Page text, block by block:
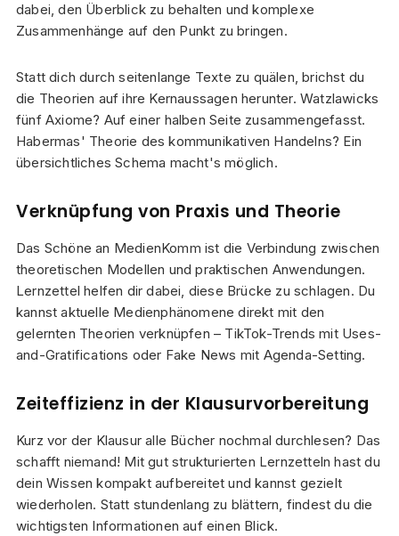
dabei, den Überblick zu behalten und komplexe
Zusammenhänge auf den Punkt zu bringen.
Statt dich durch seitenlange Texte zu quälen, brichst du
die Theorien auf ihre Kernaussagen herunter. Watzlawicks
fünf Axiome? Auf einer halben Seite zusammengefasst.
Habermas' Theorie des kommunikativen Handelns? Ein
übersichtliches Schema macht's möglich.
Verknüpfung von Praxis und Theorie
Das Schöne an MedienKomm ist die Verbindung zwischen
theoretischen Modellen und praktischen Anwendungen.
Lernzettel helfen dir dabei, diese Brücke zu schlagen. Du
kannst aktuelle Medienphänomene direkt mit den
gelernten Theorien verknüpfen – TikTok-Trends mit Uses-
and-Gratifications oder Fake News mit Agenda-Setting.
Zeiteffizienz in der Klausurvorbereitung
Kurz vor der Klausur alle Bücher nochmal durchlesen? Das
schafft niemand! Mit gut strukturierten Lernzetteln hast du
dein Wissen kompakt aufbereitet und kannst gezielt
wiederholen. Statt stundenlang zu blättern, findest du die
wichtigsten Informationen auf einen Blick.